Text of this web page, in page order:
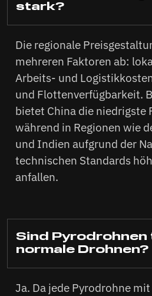
stark?
Die regionale
mehreren Faktoren ab:
Arbeits- und
und Flottenverfügbarkeit.
bietet China die niedrigste
während in Regionen wie
und Indien aufgrund der
technischen Standards
anfallen.
Sind Pyrodrohnen
normale Drohnen?
Ja. Da jede Pyrodrohne